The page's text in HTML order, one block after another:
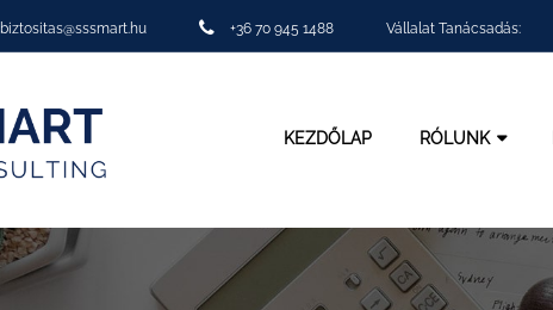
biztositas@sssmart.hu +36 70 945 1488 Vállalat Tanácsadás:
KEZDŐLAP RÓLUNK